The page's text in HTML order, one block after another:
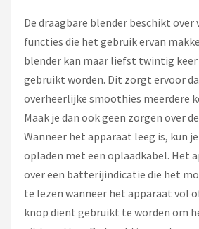
De draagbare blender beschikt over
functies die het gebruik ervan
blender kan maar liefst twintig keer
gebruikt worden. Dit zorgt ervoor
overheerlijke smoothies meerdere
Maak je dan ook geen zorgen over
Wanneer het apparaat leeg is, kun
opladen met een oplaadkabel. Het
over een batterijindicatie die het
te lezen wanneer het apparaat vol
knop dient gebruikt te worden om